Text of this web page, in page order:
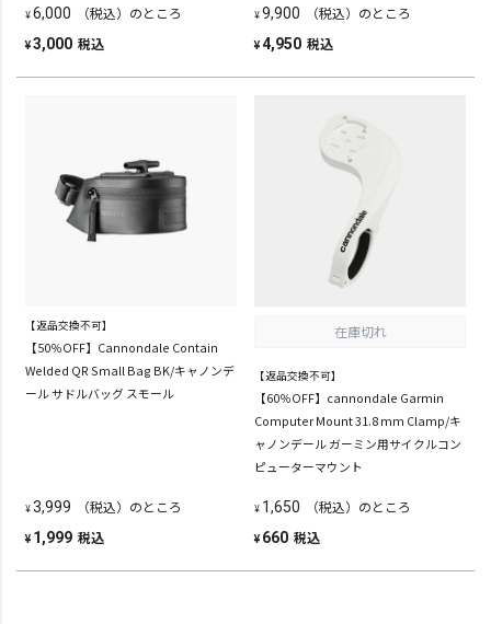
¥6,000 （税込）のところ
¥3,000 税込
¥9,900 （税込）のところ
¥4,950 税込
【返品交換不可】
【50％OFF】Cannondale Contain
Welded QR Small Bag BK/キャノンデ
ール サドルバッグ スモール
¥3,999 （税込）のところ
¥ 1,999 税込
在庫切れ
【返品交換不可】
【60％OFF】cannondale Garmin
Computer Mount 31.8 mm Clamp/キ
ャノンデール ガーミン用サイクルコン
ピューターマウント
¥ 1,650 （税込）のところ
¥ 660 税込